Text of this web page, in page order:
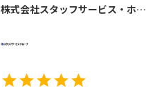
卒・中途採用の代行を実施します。全
広い支援を行ないます。継続率94%の
いる方におすすめできる会社です。
株式会社スタッフサービス・ホールディングス